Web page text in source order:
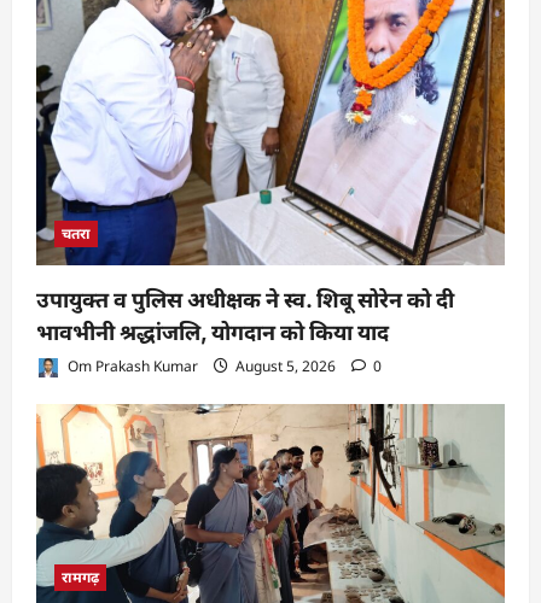
चतरा
उपायुक्त व पुलिस अधीक्षक ने स्व. शिबू सोरेन को दी
भावभीनी श्रद्धांजलि, योगदान को किया याद
Om Prakash Kumar August 5, 2026 0
रामगढ़